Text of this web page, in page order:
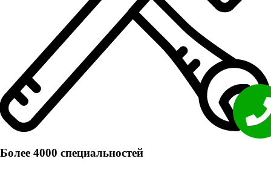
Более 4000 специальностей